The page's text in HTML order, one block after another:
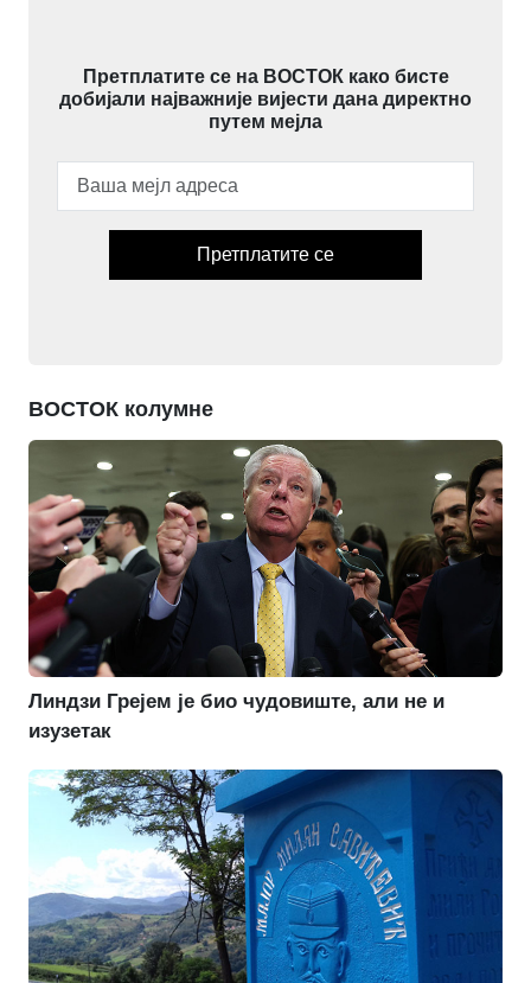
Претплатите се на ВОСТОК како бисте
добијали најважније вијести дана директно
путем мејла
Претплатите се
ВОСТОК колумне
Линдзи Грејем је био чудовиште, али не и
изузетак